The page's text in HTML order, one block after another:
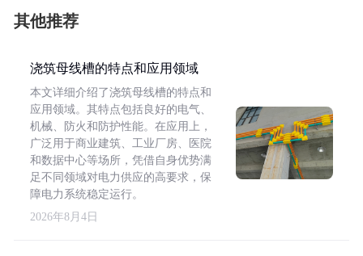
其他推荐
浇筑母线槽的特点和应用领域
本文详细介绍了浇筑母线槽的特点和
应用领域。其特点包括良好的电气、
机械、防火和防护性能。在应用上，
广泛用于商业建筑、工业厂房、医院
和数据中心等场所，凭借自身优势满
足不同领域对电力供应的高要求，保
障电力系统稳定运行。
2026年8月4日